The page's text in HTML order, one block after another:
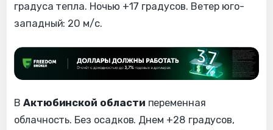
градуса тепла. Ночью +17 градусов. Ветер юго-
западный: 20 м/с.
В Актюбинской области переменная
облачность. Без осадков. Днем +28 градусов,